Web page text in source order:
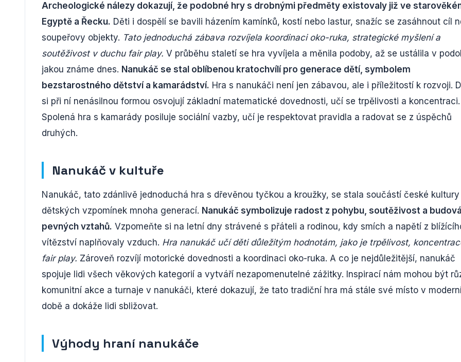
Archeologické nálezy dokazují, že podobné hry s drobnými předměty existovaly již ve
Egyptě a Řecku. Děti i dospělí se bavili házením kamínků, kostí nebo lastur, snažíc se zasáhnout cíl
soupeřovy objekty. Tato jednoduchá zábava rozvíjela koordinaci oko-ruka, strategické myšlení a
soutěživost v duchu fair play. V průběhu staletí se hra vyvíjela a měnila podoby, až se ustálila v
jakou známe dnes. Nanukáč se stal oblíbenou kratochvílí pro generace dětí, symbolem
bezstarostného dětství a kamarádství. Hra s nanukáči není jen zábavou, ale i příležitostí k rozvoji.
si při ní nenásilnou formou osvojují základní matematické dovednosti, učí se trpělivosti a koncentraci.
Spolená hra s kamarády posiluje sociální vazby, učí je respektovat pravidla a radovat se z úspěchů
druhých.
Nanukáč v kultuře
Nanukáč, tato zdánlivě jednoduchá hra s dřevěnou tyčkou a kroužky, se stala součástí české kultury
dětských vzpomínek mnoha generací. Nanukáč symbolizuje radost z pohybu, soutěživost a
pevných vztahů. Vzpomeňte si na letní dny strávené s přáteli a rodinou, kdy smích a napětí z
vítězství naplňovaly vzduch. Hra nanukáč učí děti důležitým hodnotám, jako je trpělivost,
fair play. Zároveň rozvíjí motorické dovednosti a koordinaci oko-ruka. A co je nejdůležitější, nanukáč
spojuje lidi všech věkových kategorií a vytváří nezapomenutelné zážitky. Inspirací nám mohou být
komunitní akce a turnaje v nanukáči, které dokazují, že tato tradiční hra má stále své místo v
době a dokáže lidi sbližovat.
Výhody hraní nanukáče